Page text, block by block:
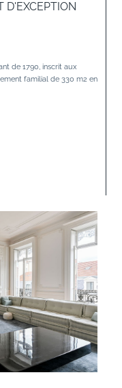
D'EXCEPTION
de 1790, inscrit aux
familial de 330 m2 en